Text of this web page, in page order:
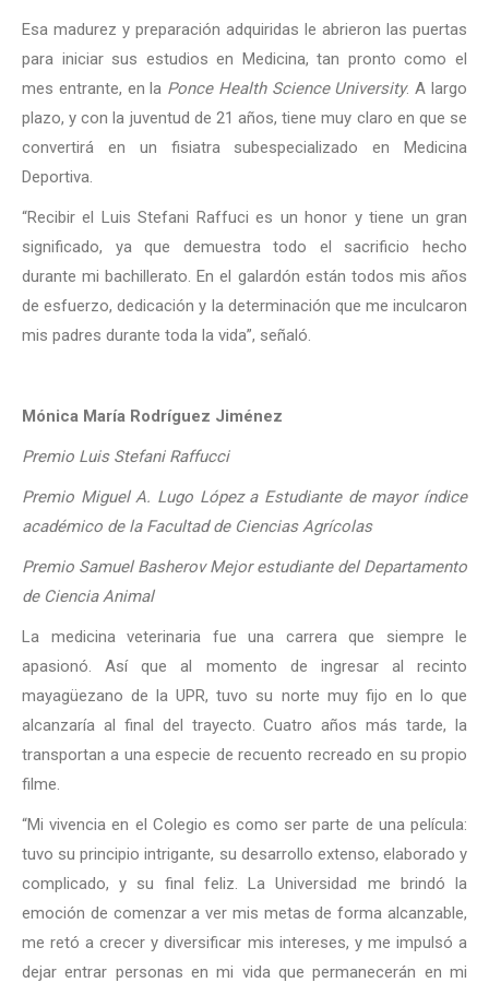
Esa madurez y preparación adquiridas le abrieron las puertas
para iniciar sus estudios en Medicina, tan pronto como el
mes entrante, en la Ponce Health Science University. A largo
plazo, y con la juventud de 21 años, tiene muy claro en que se
convertirá en un fisiatra subespecializado en Medicina
Deportiva.
“Recibir el Luis Stefani Raffuci es un honor y tiene un gran
significado, ya que demuestra todo el sacrificio hecho
durante mi bachillerato. En el galardón están todos mis años
de esfuerzo, dedicación y la determinación que me inculcaron
mis padres durante toda la vida”, señaló.
Mónica María Rodríguez Jiménez
Premio Luis Stefani Raffucci
Premio Miguel A. Lugo López a Estudiante de mayor índice
académico de la Facultad de Ciencias Agrícolas
Premio Samuel Basherov Mejor estudiante del Departamento
de Ciencia Animal
La medicina veterinaria fue una carrera que siempre le
apasionó. Así que al momento de ingresar al recinto
mayagüezano de la UPR, tuvo su norte muy fijo en lo que
alcanzaría al final del trayecto. Cuatro años más tarde, la
transportan a una especie de recuento recreado en su propio
filme.
“Mi vivencia en el Colegio es como ser parte de una película:
tuvo su principio intrigante, su desarrollo extenso, elaborado y
complicado, y su final feliz. La Universidad me brindó la
emoción de comenzar a ver mis metas de forma alcanzable,
me retó a crecer y diversificar mis intereses, y me impulsó a
dejar entrar personas en mi vida que permanecerán en mi